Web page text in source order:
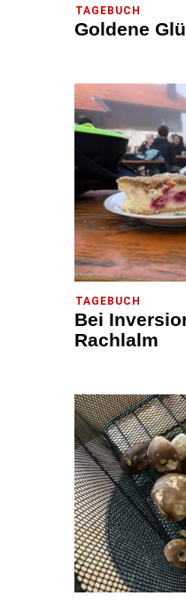
TAGEBUCH
Goldene
TAGEBUCH
Bei
Rachlalm